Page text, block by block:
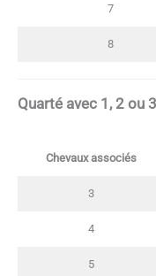
7
8
Quarté avec 1, 2 ou
Chevaux associés
3
4
5